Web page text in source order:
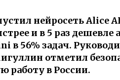
нейросеть Alice
и в 5 раз дешевле
в 56% задач.
отметил
работу в России.